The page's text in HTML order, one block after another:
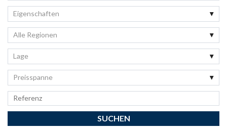
Eigenschaften
Alle Regionen
Lage
Preisspanne